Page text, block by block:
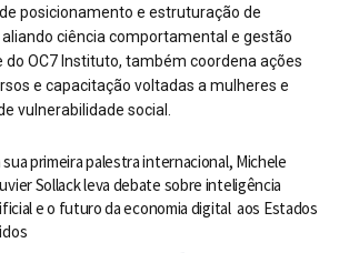
posicionamento e estruturação de
ciência comportamental e gestão
OC7 Instituto, também coordena ações
e capacitação voltadas a mulheres e
vulnerabilidade social.
sua primeira palestra internacional, Michele
Sollack leva debate sobre inteligência
e o futuro da economia digital aos Estados